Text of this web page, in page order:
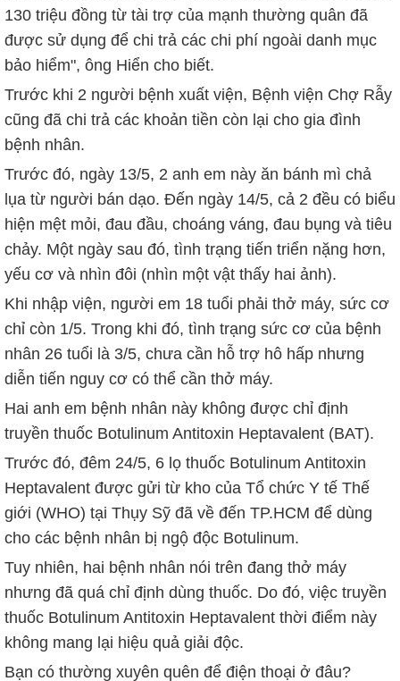
130 triệu đồng từ tài trợ của mạnh thường quân đã
được sử dụng để chi trả các chi phí ngoài danh mục
bảo hiểm", ông Hiển cho biết.
Trước khi 2 người bệnh xuất viện, Bệnh viện Chợ Rẫy
cũng đã chi trả các khoản tiền còn lại cho gia đình
bệnh nhân.
Trước đó, ngày 13/5, 2 anh em này ăn bánh mì chả
lụa từ người bán dạo. Đến ngày 14/5, cả 2 đều có biểu
hiện mệt mỏi, đau đầu, choáng váng, đau bụng và tiêu
chảy. Một ngày sau đó, tình trạng tiến triển nặng hơn,
yếu cơ và nhìn đôi (nhìn một vật thấy hai ảnh).
Khi nhập viện, người em 18 tuổi phải thở máy, sức cơ
chỉ còn 1/5. Trong khi đó, tình trạng sức cơ của bệnh
nhân 26 tuổi là 3/5, chưa cần hỗ trợ hô hấp nhưng
diễn tiến nguy cơ có thể cần thở máy.
Hai anh em bệnh nhân này không được chỉ định
truyền thuốc Botulinum Antitoxin Heptavalent (BAT).
Trước đó, đêm 24/5, 6 lọ thuốc Botulinum Antitoxin
Heptavalent được gửi từ kho của Tổ chức Y tế Thế
giới (WHO) tại Thụy Sỹ đã về đến TP.HCM để dùng
cho các bệnh nhân bị ngộ độc Botulinum.
Tuy nhiên, hai bệnh nhân nói trên đang thở máy
nhưng đã quá chỉ định dùng thuốc. Do đó, việc truyền
thuốc Botulinum Antitoxin Heptavalent thời điểm này
không mang lại hiệu quả giải độc.
Bạn có thường xuyên quên để điện thoại ở đâu?